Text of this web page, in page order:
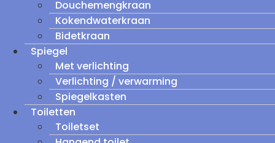
Douchemengkraan
Kokendwaterkraan
Bidetkraan
Spiegel
Met verlichting
Verlichting / verwarming
Spiegelkasten
Toiletten
Toiletset